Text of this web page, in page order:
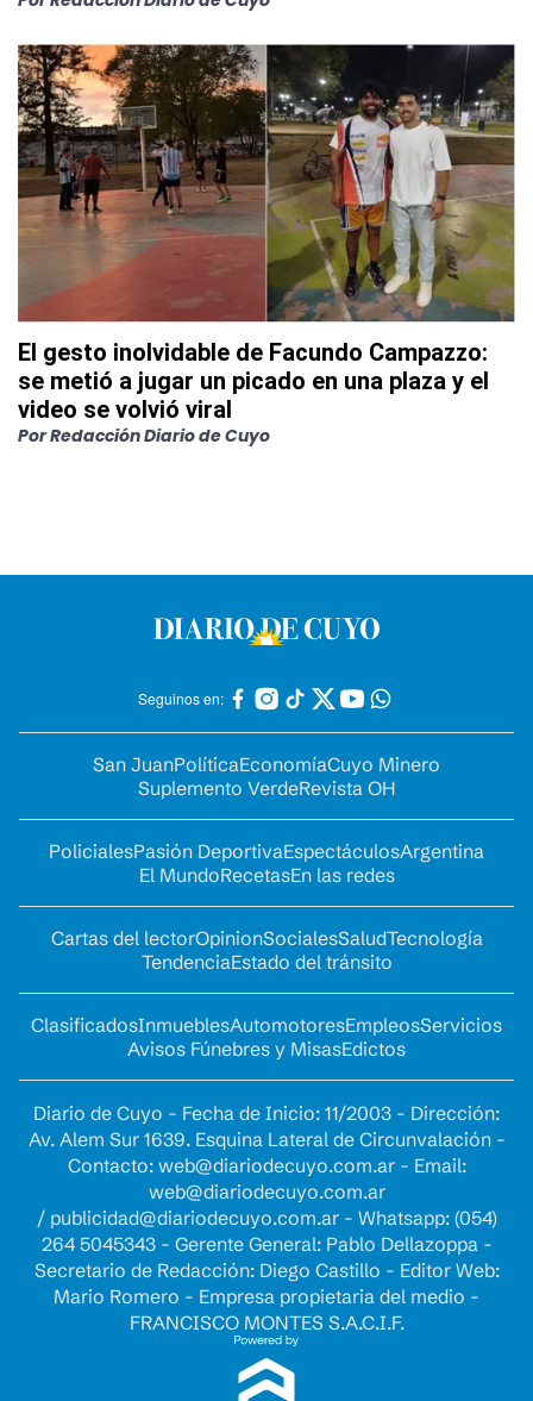
El gesto inolvidable de Facundo Campazzo:
se metió a jugar un picado en una plaza y el
video se volvió viral
PorRedacción Diario de Cuyo
Seguinos en:
San JuanPolíticaEconomíaCuyo Minero
Suplemento VerdeRevista OH
PolicialesPasión DeportivaEspectáculosArgentina
El MundoRecetasEn las redes
Cartas del lectorOpinionSocialesSaludTecnología
TendenciaEstado del tránsito
ClasificadosInmueblesAutomotoresEmpleosServicios
Avisos Fúnebres y MisasEdictos
Diario de Cuyo - Fecha de Inicio: 11/2003 - Dirección:
Av. Alem Sur 1639. Esquina Lateral de Circunvalación -
Contacto: web@diariodecuyo.com.ar- Email:
web@diariodecuyo.com.ar
/ publicidad@diariodecuyo.com.ar- Whatsapp: (054)
264 5045343 - Gerente General: Pablo Dellazoppa -
Secretario de Redacción: Diego Castillo - Editor Web:
Mario Romero - Empresa propietaria del medio -
FRANCISCO MONTES S.A.C.I.F.